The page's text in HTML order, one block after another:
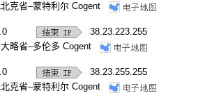
克省–蒙特利尔 Cogent
38.23.223.255
略省–多伦多 Cogent
38.23.255.255
克省–蒙特利尔 Cogent